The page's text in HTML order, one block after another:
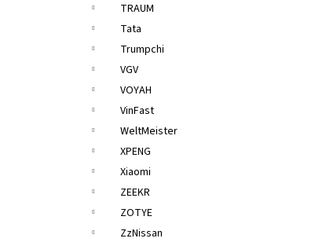
TRAUM
Tata
Trumpchi
VGV
VOYAH
VinFast
WeltMeister
XPENG
Xiaomi
ZEEKR
ZOTYE
ZzNissan